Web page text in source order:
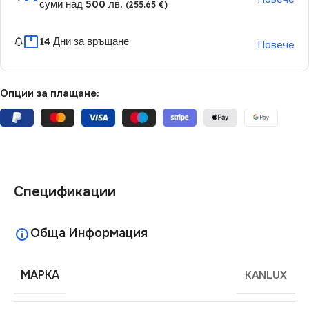
суми над 500 лв. (255.65 €)
14 Дни за връщане Повече
Опции за плащане:
Спецификации
Обща Информация
МАРКА KANLUX